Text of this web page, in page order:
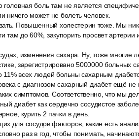
боль там не является
может не болеть человек.
Повышенный холестерин тоже. Мы
там до 60%, закупорить просвет
изменения сахара. Ну, тоже многие
зарегистрировано 5000000 больных
11% всех людей больны сахарным
с диагнозом сахарный диабет ещё не
симптомов. Соответственно, что мы
диабет как сердечно сосудистое
курить 2 пачки в день.
для сосудов факторов, какие есть
раз в год, чтобы понимать,